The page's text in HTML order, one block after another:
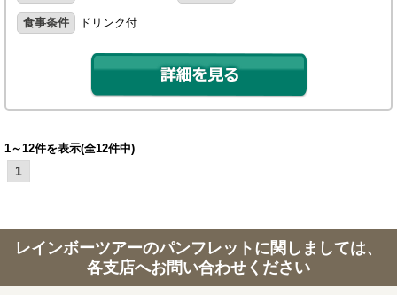
食事条件 ドリンク付
1～12件を表示(全12件中)
1
レインボーツアーのパンフレットに関しましては、
各支店へお問い合わせください